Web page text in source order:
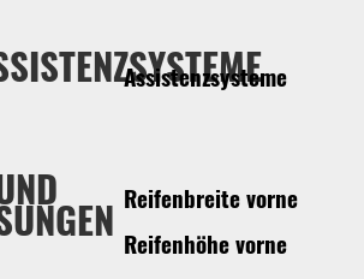
Assistenzsysteme
Reifenbreite vorne
Reifenhöhe vorne